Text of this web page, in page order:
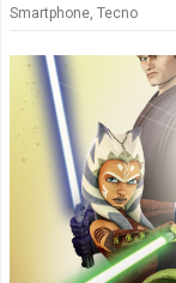
Smartphone, Tecno